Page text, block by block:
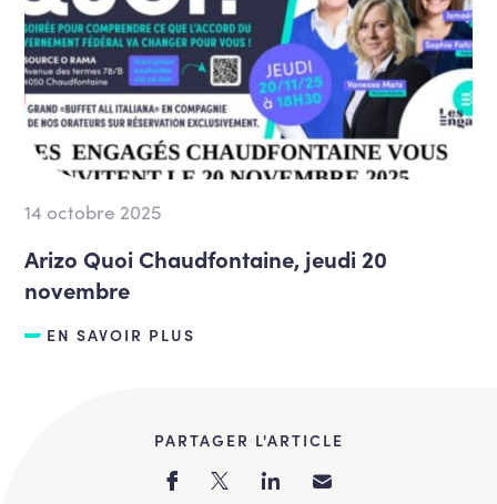
14 octobre 2025
Arizo Quoi Chaudfontaine, jeudi 20
novembre
EN SAVOIR PLUS
PARTAGER L'ARTICLE